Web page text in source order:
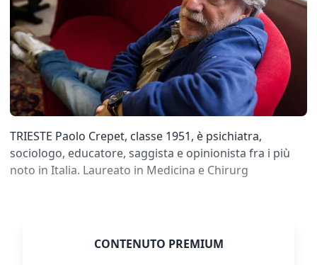
TRIESTE Paolo Crepet, classe 1951, è psichiatra,
sociologo, educatore, saggista e opinionista fra i più
noto in Italia. Laureato in Medicina e Chirurg
CONTENUTO PREMIUM